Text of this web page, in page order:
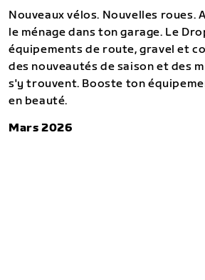
Nouveaux vélos. Nouvelles roues.
le ménage dans ton garage. Le
équipements de route, gravel et
des nouveautés de saison et des
s'y trouvent. Booste ton
en beauté.
Mars 2026